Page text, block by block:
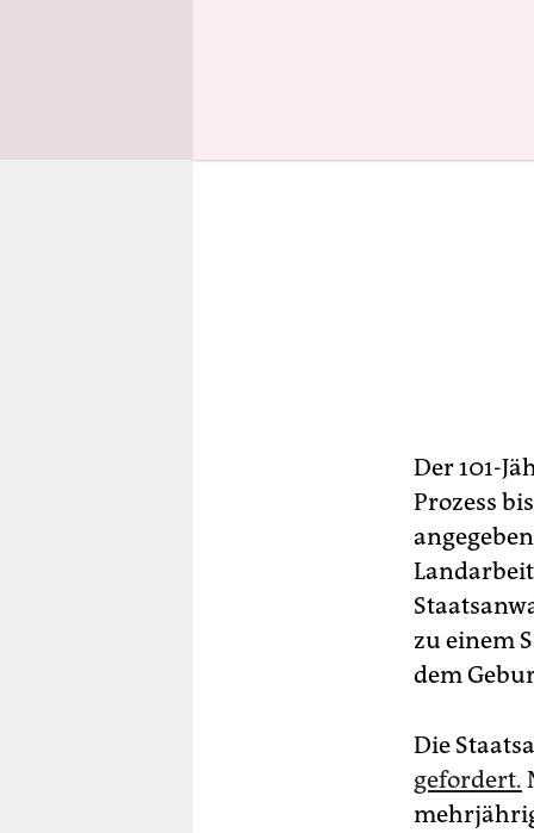
Der 101-
Prozess
zu einem
dem
Die
gefordert.